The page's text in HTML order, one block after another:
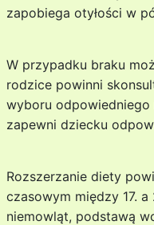
zapobiega otyłości w
W przypadku braku
rodzice powinni
wyboru
zapewni dziecku
Rozszerzanie diety
czasowym między 17.
niemowląt, podstawą